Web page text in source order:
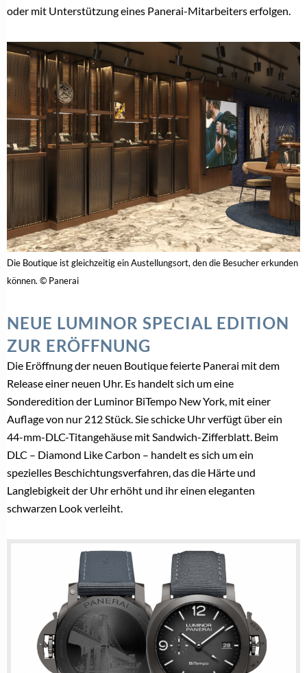
oder mit Unterstützung eines Panerai-Mitarbeiters erfolgen.
Die Boutique ist gleichzeitig ein Austellungsort, den die Besucher erkunden
können. © Panerai
NEUE LUMINOR SPECIAL EDITION
ZUR ERÖFFNUNG
Die Eröffnung der neuen Boutique feierte Panerai mit dem
Release einer neuen Uhr. Es handelt sich um eine
Sonderedition der Luminor BiTempo New York, mit einer
Auflage von nur 212 Stück. Sie schicke Uhr verfügt über ein
44-mm-DLC-Titangehäuse mit Sandwich-Zifferblatt. Beim
DLC – Diamond Like Carbon – handelt es sich um ein
spezielles Beschichtungsverfahren, das die Härte und
Langlebigkeit der Uhr erhöht und ihr einen eleganten
schwarzen Look verleiht.